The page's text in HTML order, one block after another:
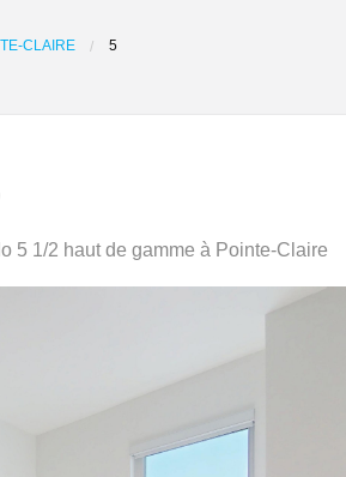
CLAIRE 5
5 1/2 haut de gamme à Pointe-Claire